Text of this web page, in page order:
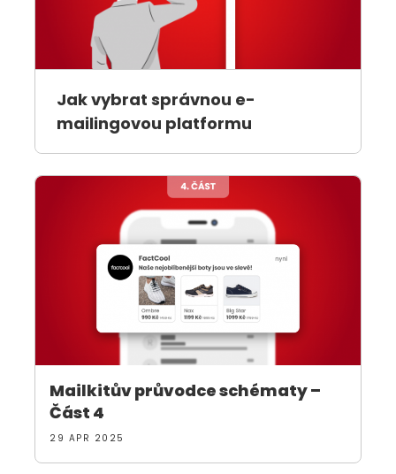
Jak vybrat správnou e-
mailingovou platformu
Mailkitův průvodce schématy –
Část 4
29 APR 2025